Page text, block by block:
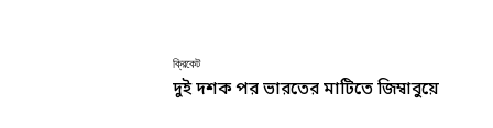
ক্রিকেট
দুই দশক পর ভারতের মাটিতে জিম্বাবুয়ে